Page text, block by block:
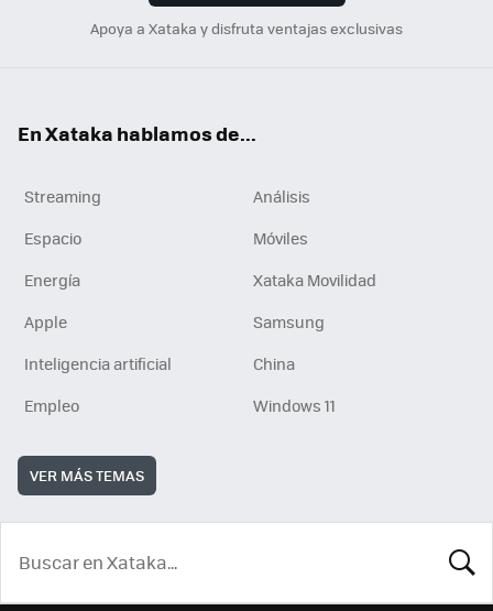
Apoya a Xataka y disfruta ventajas exclusivas
En Xataka hablamos de...
Streaming
Análisis
Espacio
Móviles
Energía
Xataka Movilidad
Apple
Samsung
Inteligencia artificial
China
Empleo
Windows 11
VER MÁS TEMAS